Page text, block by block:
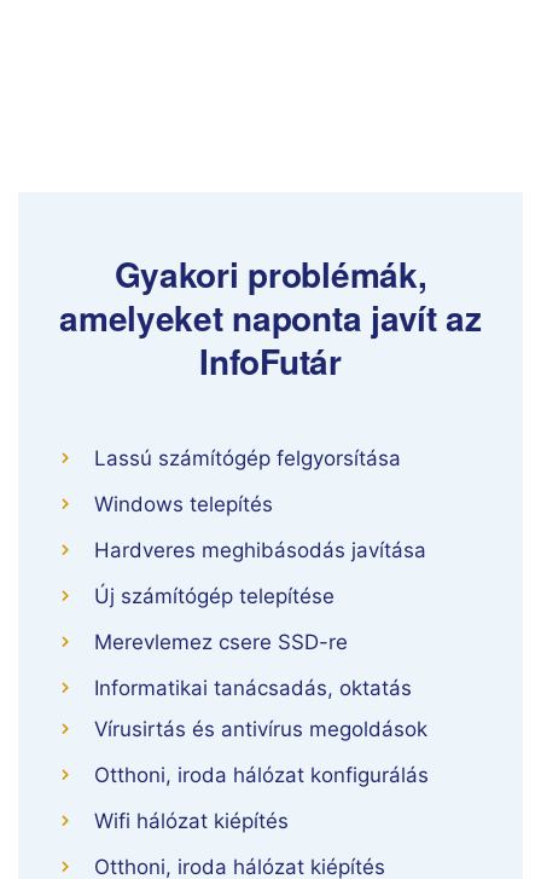
Gyakori problémák,
amelyeket naponta javít az
InfoFutár
Lassú számítógép felgyorsítása
Windows telepítés
Hardveres meghibásodás javítása
Új számítógép telepítése
Merevlemez csere SSD-re
Informatikai tanácsadás, oktatás
Vírusirtás és antivírus megoldások
Otthoni, iroda hálózat konfigurálás
Wifi hálózat kiépítés
Otthoni, iroda hálózat kiépítés